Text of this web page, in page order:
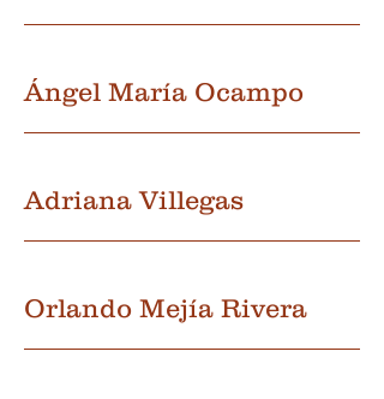
Ángel María Ocampo
Adriana Villegas
Orlando Mejía Rivera